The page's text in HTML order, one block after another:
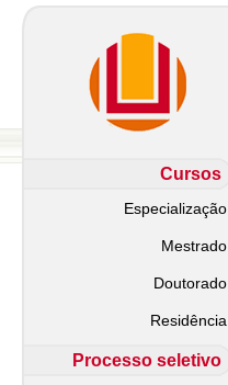
Cursos
Especialização
Mestrado
Doutorado
Residência
Processo seletivo